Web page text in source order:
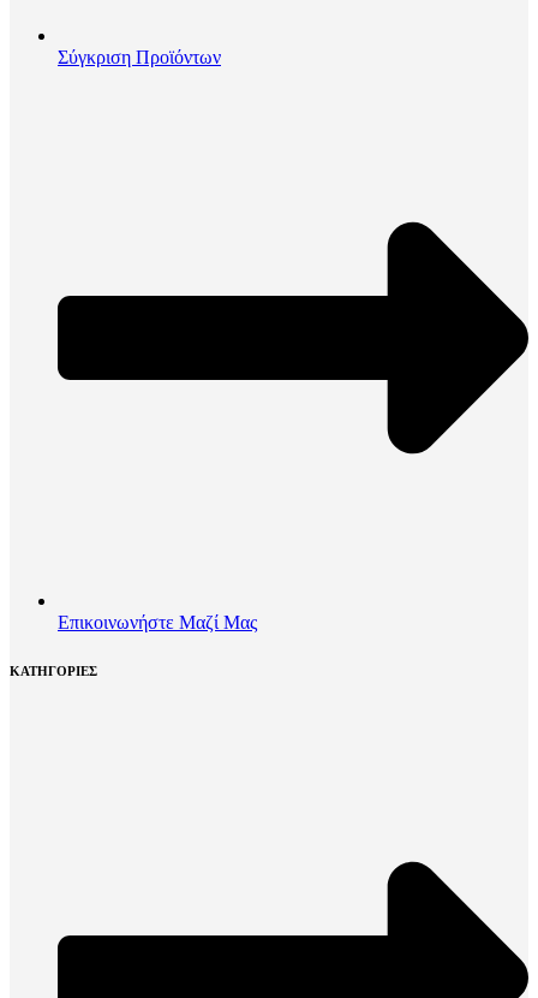
Σύγκριση Προϊόντων
Επικοινωνήστε Μαζί Μας
ΚΑΤΗΓΟΡΙΕΣ